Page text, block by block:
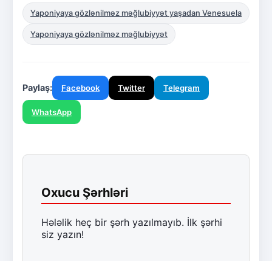
Yaponiyaya gözlənilməz məğlubiyyət yaşadan Venesuela
Yaponiyaya gözlənilməz məğlubiyyət
Paylaş: Facebook Twitter Telegram
WhatsApp
Oxucu Şərhləri
Hələlik heç bir şərh yazılmayıb. İlk şərhi
siz yazın!